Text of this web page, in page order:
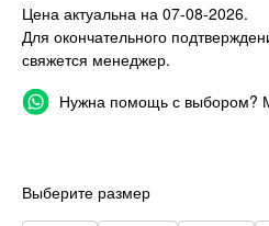
Цена актуальна на 07-08-2026.
Для окончательного
свяжется менеджер.
Нужна помощь с выбором?
Выберите размер